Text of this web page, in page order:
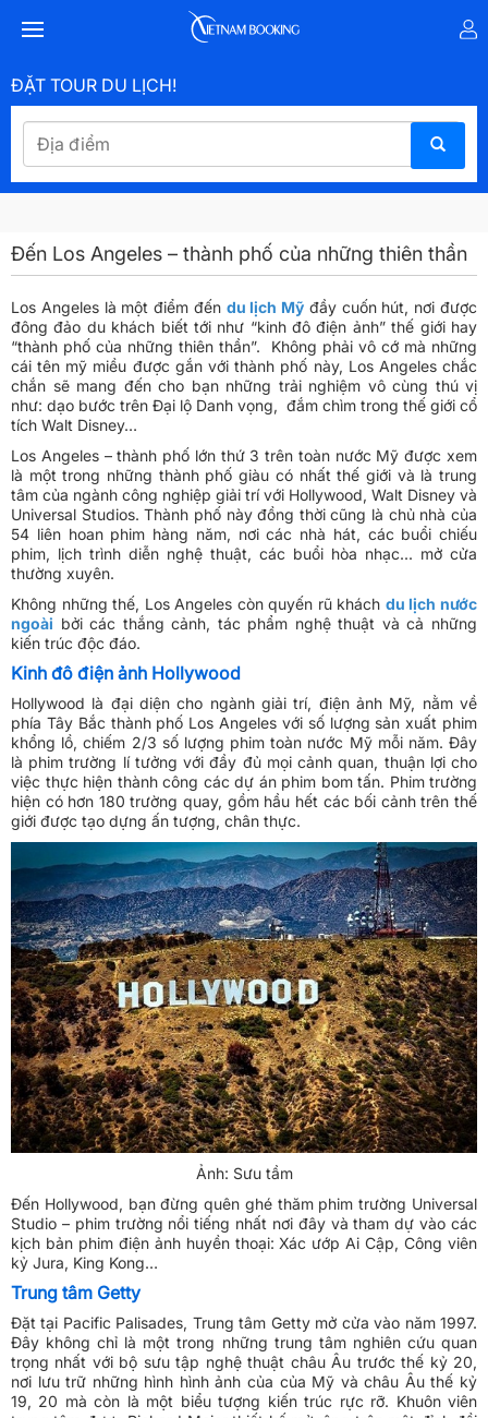
ĐẶT TOUR DU LỊCH!
Đến Los Angeles – thành phố của những thiên thần
Los Angeles là một điểm đến du lịch Mỹ đầy cuốn hút, nơi được
đông đảo du khách biết tới như “kinh đô điện ảnh” thế giới hay
“thành phố của những thiên thần”. Không phải vô cớ mà những
cái tên mỹ miều được gắn với thành phố này, Los Angeles chắc
chắn sẽ mang đến cho bạn những trải nghiệm vô cùng thú vị
như: dạo bước trên Đại lộ Danh vọng, đắm chìm trong thế giới cổ
tích Walt Disney…
Los Angeles – thành phố lớn thứ 3 trên toàn nước Mỹ được xem
là một trong những thành phố giàu có nhất thế giới và là trung
tâm của ngành công nghiệp giải trí với Hollywood, Walt Disney và
Universal Studios. Thành phố này đồng thời cũng là chủ nhà của
54 liên hoan phim hàng năm, nơi các nhà hát, các buổi chiếu
phim, lịch trình diễn nghệ thuật, các buổi hòa nhạc... mở cửa
thường xuyên.
Không những thế, Los Angeles còn quyến rũ khách du lịch nước
ngoài bởi các thắng cảnh, tác phẩm nghệ thuật và cả những
kiến trúc độc đáo.
Kinh đô điện ảnh Hollywood
Hollywood là đại diện cho ngành giải trí, điện ảnh Mỹ, nằm về
phía Tây Bắc thành phố Los Angeles với số lượng sản xuất phim
khổng lồ, chiếm 2/3 số lượng phim toàn nước Mỹ mỗi năm. Đây
là phim trường lí tưởng với đầy đủ mọi cảnh quan, thuận lợi cho
việc thực hiện thành công các dự án phim bom tấn. Phim trường
hiện có hơn 180 trường quay, gồm hầu hết các bối cảnh trên thế
giới được tạo dựng ấn tượng, chân thực.
Ảnh: Sưu tầm
Đến Hollywood, bạn đừng quên ghé thăm phim trường Universal
Studio – phim trường nổi tiếng nhất nơi đây và tham dự vào các
kịch bản phim điện ảnh huyền thoại: Xác ướp Ai Cập, Công viên
kỷ Jura, King Kong…
Trung tâm Getty
Đặt tại Pacific Palisades, Trung tâm Getty mở cửa vào năm 1997.
Đây không chỉ là một trong những trung tâm nghiên cứu quan
trọng nhất với bộ sưu tập nghệ thuật châu Âu trước thế kỷ 20,
nơi lưu trữ những hình hình ảnh của của Mỹ và châu Âu thế kỷ
19, 20 mà còn là một biểu tượng kiến trúc rực rỡ. Khuôn viên